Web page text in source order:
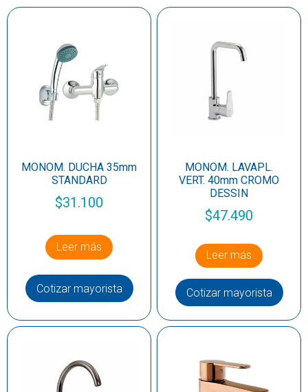
MONOM. DUCHA 35mm
STANDARD
$31.100
Leer más
Cotizar mayorista
MONOM. LAVAPL.
VERT. 40mm CROMO
DESSIN
$47.490
Leer más
Cotizar mayorista